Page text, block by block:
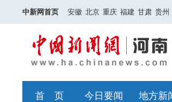
中新网首页 安徽 北京 重庆 福建 甘肃 贵州
首 页 今日要闻 地方新